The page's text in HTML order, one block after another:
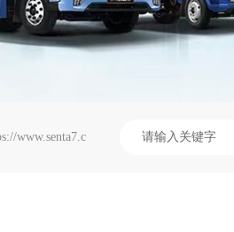
www.senta7.c